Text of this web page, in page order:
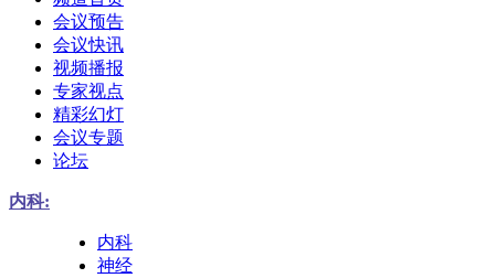
会议预告
会议快讯
视频播报
专家视点
精彩幻灯
会议专题
论坛
内科:
内科
神经